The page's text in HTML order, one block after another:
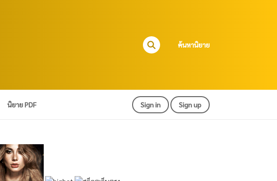
ค้นหานิยาย
นิยาย PDF Sign in Sign up